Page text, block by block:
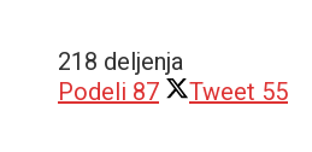
218 deljenja
Podeli 87 Tweet 55